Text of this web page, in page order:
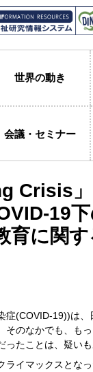
世界の動き
会議・セミナー
Crisis
19下
育に関
症(COVID-19))は
そのなかでも、も
たことは、疑いも
ライマックスとなっ